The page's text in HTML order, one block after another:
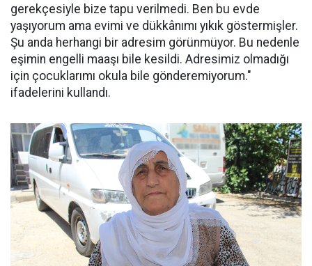
gerekçesiyle bize tapu verilmedi. Ben bu evde
yaşıyorum ama evimi ve dükkânımı yıkık göstermişler.
Şu anda herhangi bir adresim görünmüyor. Bu nedenle
eşimin engelli maaşı bile kesildi. Adresimiz olmadığı
için çocuklarımı okula bile gönderemiyorum."
ifadelerini kullandı.